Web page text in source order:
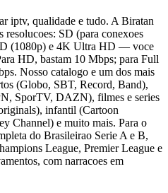
iptv, qualidade e tudo. A Biratan
resolucoes: SD (para conexoes
(1080p) e 4K Ultra HD — voce
HD, bastam 10 Mbps; para Full
Nosso catalogo e um dos mais
(Globo, SBT, Record, Band),
SporTV, DAZN), filmes e series
infantil (Cartoon
Channel) e muito mais. Para o
do Brasileirao Serie A e B,
League, Premier League e
com narracoes em